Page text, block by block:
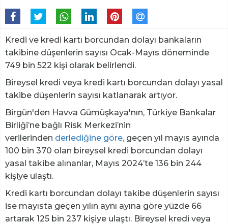
Kredi ve kredi kartı borcundan dolayı bankaların
takibine düşenlerin sayısı Ocak-Mayıs döneminde
749 bin 522 kişi olarak belirlendi.
Bireysel kredi veya kredi kartı borcundan dolayı yasal
takibe düşenlerin sayısı katlanarak artıyor.
Birgün'den Havva Gümüşkaya'nın, Türkiye Bankalar
Birliği’ne bağlı Risk Merkezi’nin
verilerinden derlediğine göre, geçen yıl mayıs ayında
100 bin 370 olan bireysel kredi borcundan dolayı
yasal takibe alınanlar, Mayıs 2024’te 136 bin 244
kişiye ulaştı.
Kredi kartı borcundan dolayı takibe düşenlerin sayısı
ise mayısta geçen yılın aynı ayına göre yüzde 66
artarak 125 bin 237 kişiye ulaştı. Bireysel kredi veya